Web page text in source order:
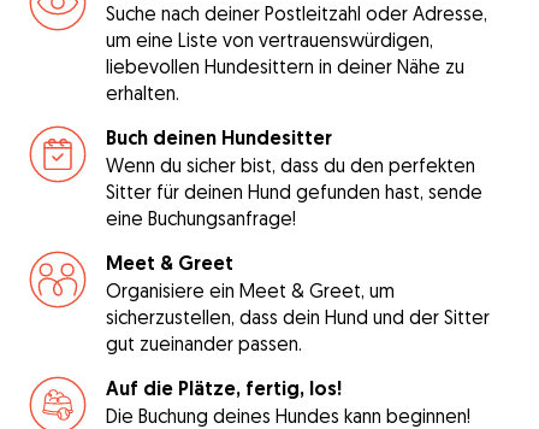
Suche nach deiner Postleitzahl oder Adresse,
um eine Liste von vertrauenswürdigen,
liebevollen Hundesittern in deiner Nähe zu
erhalten.
Buch deinen Hundesitter
Wenn du sicher bist, dass du den perfekten
Sitter für deinen Hund gefunden hast, sende
eine Buchungsanfrage!
Meet & Greet
Organisiere ein Meet & Greet, um
sicherzustellen, dass dein Hund und der Sitter
gut zueinander passen.
Auf die Plätze, fertig, los!
Die Buchung deines Hundes kann beginnen!